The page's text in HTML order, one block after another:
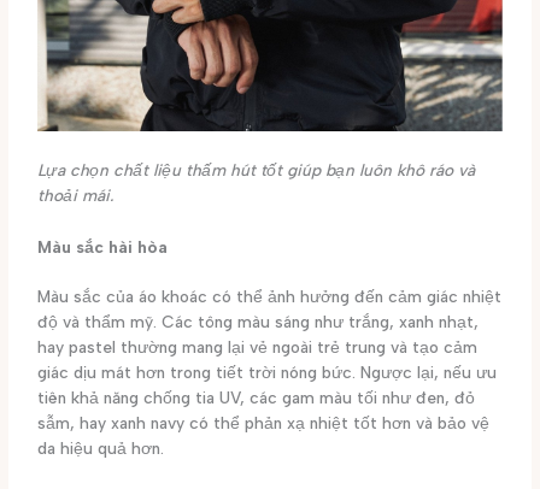
Lựa chọn chất liệu thấm hút tốt giúp bạn luôn khô ráo và
thoải mái.
Màu sắc hài hòa
Màu sắc của áo khoác có thể ảnh hưởng đến cảm giác nhiệt
độ và thẩm mỹ. Các tông màu sáng như trắng, xanh nhạt,
hay pastel thường mang lại vẻ ngoài trẻ trung và tạo cảm
giác dịu mát hơn trong tiết trời nóng bức. Ngược lại, nếu ưu
tiên khả năng chống tia UV, các gam màu tối như đen, đỏ
sẫm, hay xanh navy có thể phản xạ nhiệt tốt hơn và bảo vệ
da hiệu quả hơn.